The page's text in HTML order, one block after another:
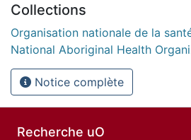
Collections
Organisation nationale de la
National Aboriginal Health
Notice complète
Recherche uO